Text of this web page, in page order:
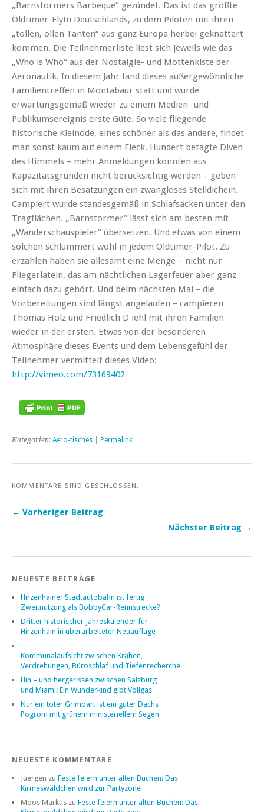
„Barnstormers Barbeque“ gezündet. Das ist das größte
Oldtimer-FlyIn Deutschlands, zu dem Piloten mit ihren
„tollen, ollen Tanten“ aus ganz Europa herbei geknattert
kommen. Die Teilnehmerliste liest sich jeweils wie das
„Who is Who“ aus der Nostalgie- und Mottenkiste der
Aeronautik. In diesem Jahr fand dieses außergewöhnliche
Familientreffen in Montabaur statt und wurde
erwartungsgemäß wieder zu einem Medien- und
Publikumsereignis erste Güte. So viele fliegende
historische Kleinode, eines schöner als das andere, findet
man sonst kaum auf einem Fleck. Hundert betagte Diven
des Himmels – mehr Anmeldungen konnten aus
Kapazitätsgründen nicht berücksichtig werden – geben
sich mit ihren Besatzungen ein zwangloses Stelldichein.
Campiert wurde standesgemäß in Schlafsäcken unter den
Tragflächen. „Barnstormer“ lässt sich am besten mit
„Wanderschauspieler“ übersetzen. Und etwas von einem
solchen schlummert wohl in jedem Oldtimer-Pilot. Zu
erzählen haben sie allesamt eine Menge – nicht nur
Fliegerlatein, das am nächtlichen Lagerfeuer aber ganz
einfach dazu gehört. Und beim nächsten Mal – die
Vorbereitungen sind längst angelaufen – campieren
Thomas Holz und Friedlich D iehl mit ihren Familien
wieder in der ersten. Etwas von der besonderen
Atmosphäre dieses Events und dem Lebensgefühl der
Teilnehmer vermittelt dieses Video:
http://vimeo.com/73169402
Kategorien: Aero-tisches Permalink
KOMMENTARE SIND GESCHLOSSEN.
← Vorheriger Beitrag
Nächster Beitrag →
NEUESTE BEITRÄGE
Hirzenhainer Stadtautobahn ist fertig
Zweitnutzung als BobbyCar-Rennstrecke?
Dritter historischer Jahreskalender für
Hirzenhain in überarbeiteter Neuauflage
Kommunalaufsicht zwischen Krähen,
Verdrehungen, Büroschlaf und Tiefenrecherche
Hin – und hergerissen zwischen Salzburg
und Miami: Ein Wunderkind gibt Vollgas
Nur ein toter Grimbart ist ein guter Dachs
Pogrom mit grünem ministeriellem Segen
NEUESTE KOMMENTARE
Juergen zu Feste feiern unter alten Buchen: Das
Kirmeswäldchen wird zur Partyzone
Moos Markus zu Feste feiern unter alten Buchen: Das